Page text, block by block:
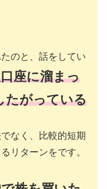
のと、話をしてい
座に溜まっ
たがっている
なく、比較的短期
リターンをです。